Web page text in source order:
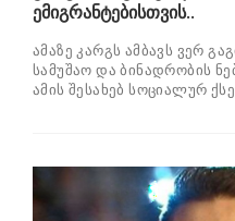
ემიგრანტებისთვის..
ამაზე კარგს ამბავს ვერ
სამუშაო და ბინადრობის
ამის შესახებ სოციალურ